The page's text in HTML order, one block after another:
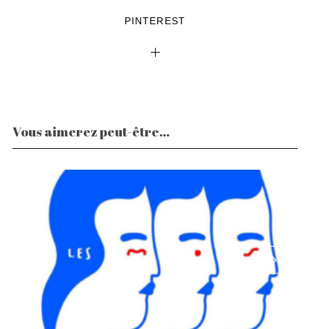
PINTEREST
Vous aimerez peut-être...